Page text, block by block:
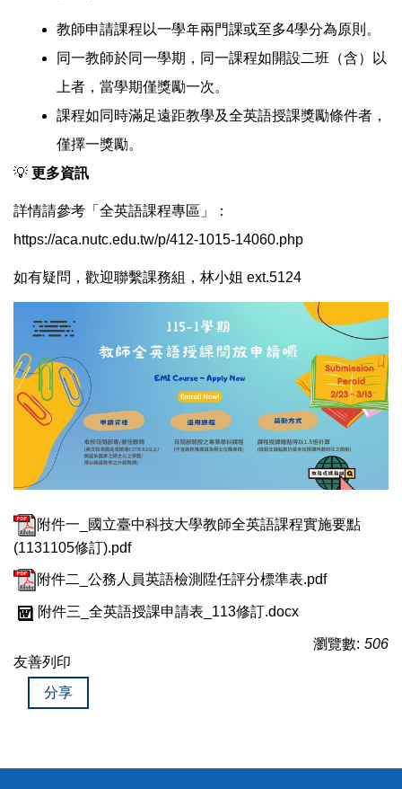
教師申請課程以一學年兩門課或至多4學分為原則。
同一教師於同一學期，同一課程如開設二班（含）以
上者，當學期僅獎勵一次。
課程如同時滿足遠距教學及全英語授課獎勵條件者，
僅擇一獎勵。
💡 更多資訊
詳情請參考「全英語課程專區」：
https://aca.nutc.edu.tw/p/412-1015-14060.php
如有疑問，歡迎聯繫課務組，林小姐 ext.5124
附件一_國立臺中科技大學教師全英語課程實施要點
(1131105修訂).pdf
附件二_公務人員英語檢測陞任評分標準表.pdf
附件三_全英語授課申請表_113修訂.docx
瀏覽數: 506
友善列印
分享